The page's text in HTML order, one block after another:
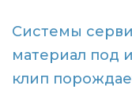
Системы
материал под
клип